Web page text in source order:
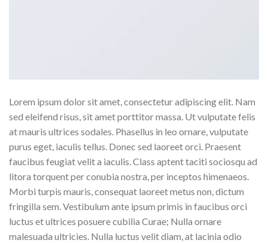
Lorem ipsum dolor sit amet, consectetur adipiscing elit. Nam
sed eleifend risus, sit amet porttitor massa. Ut vulputate felis
at mauris ultrices sodales. Phasellus in leo ornare, vulputate
purus eget, iaculis tellus. Donec sed laoreet orci. Praesent
faucibus feugiat velit a iaculis. Class aptent taciti sociosqu ad
litora torquent per conubia nostra, per inceptos himenaeos.
Morbi turpis mauris, consequat laoreet metus non, dictum
fringilla sem. Vestibulum ante ipsum primis in faucibus orci
luctus et ultrices posuere cubilia Curae; Nulla ornare
malesuada ultricies. Nulla luctus velit diam, at lacinia odio